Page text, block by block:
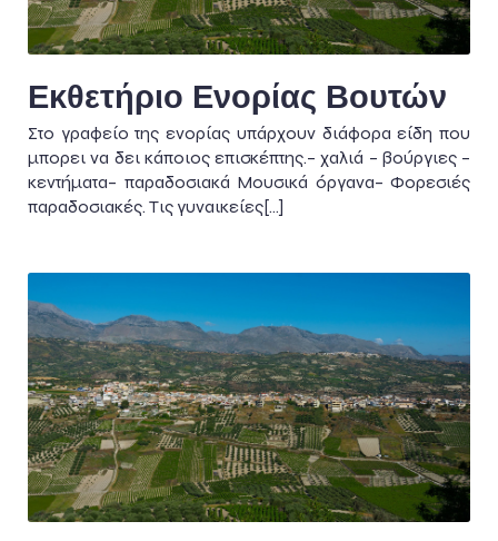
Εκθετήριο Ενορίας Βουτών
Στο γραφείο της ενορίας υπάρχουν διάφορα είδη που
μπορει να δει κάποιος επισκέπτης.– χαλιά – βούργιες –
κεντήματα– παραδοσιακά Μουσικά όργανα– Φορεσιές
παραδοσιακές. Τις γυναικείες[…]